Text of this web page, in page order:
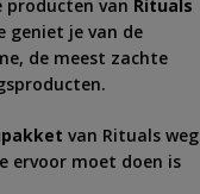
producten van Rituals
geniet je van de
de meest zachte
van Rituals weg
ervoor moet doen is